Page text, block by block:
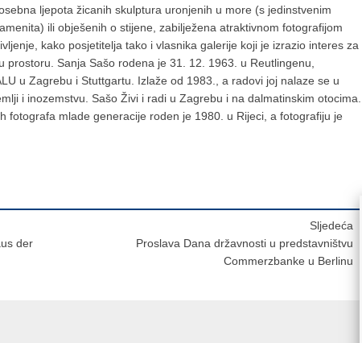
ljepota žicanih skulptura uronjenih u more (s jedinstvenim
ili obješenih o stijene, zabilježena atraktivnom fotografijom
kako posjetitelja tako i vlasnika galerije koji je izrazio interes za
Sanja Sašo rodena je 31. 12. 1963. u Reutlingenu,
u Zagrebu i Stuttgartu. Izlaže od 1983., a radovi joj nalaze se u
i inozemstvu. Sašo Živi i radi u Zagrebu i na dalmatinskim otocima.
fotografa mlade generacije roden je 1980. u Rijeci, a fotografiju je
der
Sljedeća
Proslava Dana državnosti u predstavništvu
Commerzbanke u Berlinu